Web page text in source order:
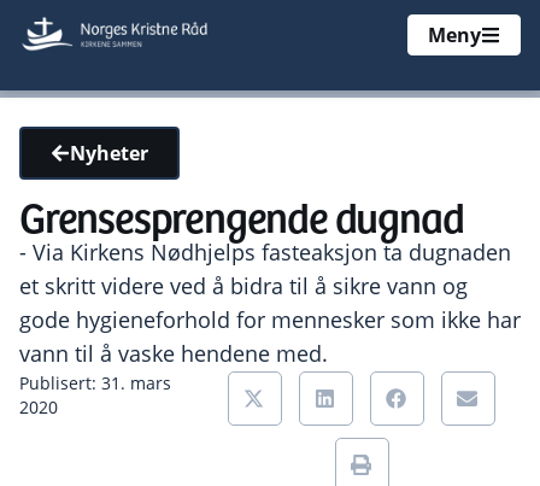
Meny
Nyheter
Grensesprengende dugnad
- Via Kirkens Nødhjelps fasteaksjon ta dugnaden
et skritt videre ved å bidra til å sikre vann og
gode hygieneforhold for mennesker som ikke har
vann til å vaske hendene med.
Publisert: 31. mars
2020